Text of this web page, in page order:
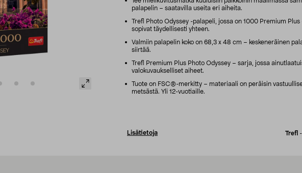
palapelin – saatavilla useita eri aiheita.
Trefl Photo Odyssey -palapeli, jossa on 1000 Premium
sopivat täydellisesti yhteen.
Valmiin palapelin koko on 68,3 x 48 cm – keskeneräinen
siirtää.
Trefl Premium Plus Photo Odyssey – sarja, jossa
valokuvaukselliset aiheet.
Tuote on FSC®-merkitty – materiaali on peräisin
metsästä. Yli 12-vuotiaille.
Lisätietoja Trefl -